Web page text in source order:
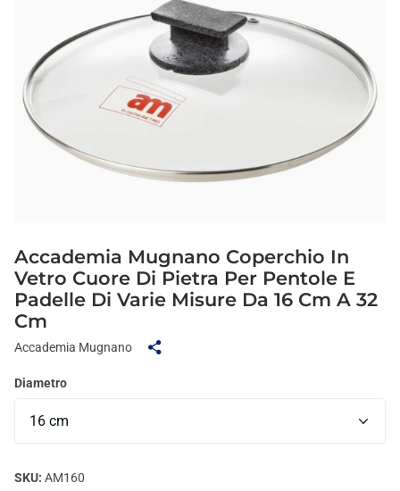
Accademia Mugnano Coperchio In
Vetro Cuore Di Pietra Per Pentole E
Padelle Di Varie Misure Da 16 Cm A 32
Cm
Accademia Mugnano
Diametro
SKU: AM160